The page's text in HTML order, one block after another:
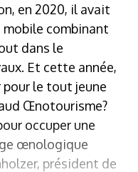
en 2020, il avait
mobile combinant
dans le
Et cette année,
pour le tout jeune
Œnotourisme?
occuper une
œnologique
président de